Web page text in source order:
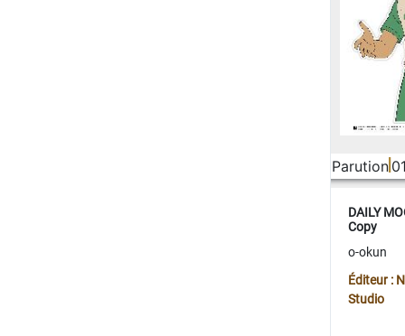
Parution
DAILY
Copy
o-okun
Éditeur :
Studio